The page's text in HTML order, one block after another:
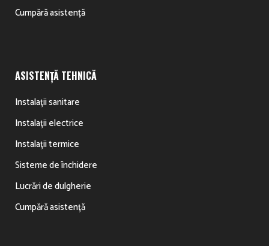
Cumpără asistență
ASISTENȚĂ TEHNICĂ
Instalații sanitare
Instalații electrice
Instalații termice
Sisteme de închidere
Lucrări de dulgherie
Cumpără asistență